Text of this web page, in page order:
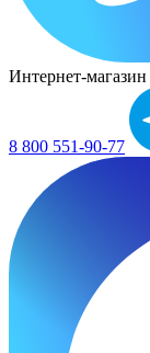
Интернет-магазин
8 800 551-90-77